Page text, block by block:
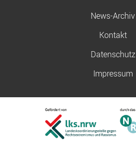
News-Archiv
Kontakt
Datenschutz
Impressum